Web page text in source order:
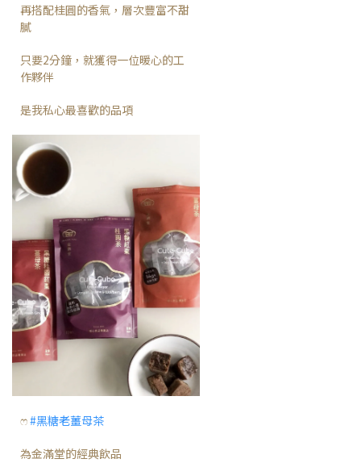
再搭配桂圓的香氣，層次豐富不甜
膩
只要2分鐘，就獲得一位暖心的工
作夥伴
是我私心最喜歡的品項
ෆ#黑糖老薑母茶
為金滿堂的經典飲品